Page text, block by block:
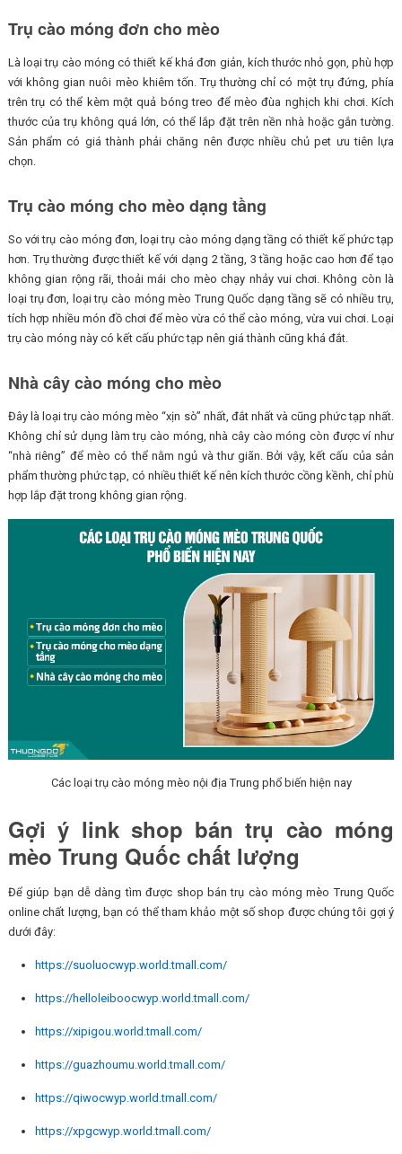
Trụ cào móng đơn cho mèo
Là loại trụ cào móng có thiết kế khá đơn giản, kích thước nhỏ gọn, phù hợp
với không gian nuôi mèo khiêm tốn. Trụ thường chỉ có một trụ đứng, phía
trên trụ có thể kèm một quả bóng treo để mèo đùa nghịch khi chơi. Kích
thước của trụ không quá lớn, có thể lắp đặt trên nền nhà hoặc gắn tường.
Sản phẩm có giá thành phải chăng nên được nhiều chủ pet ưu tiên lựa
chọn.
Trụ cào móng cho mèo dạng tầng
So với trụ cào móng đơn, loại trụ cào móng dạng tầng có thiết kế phức tạp
hơn. Trụ thường được thiết kế với dạng 2 tầng, 3 tầng hoặc cao hơn để tạo
không gian rộng rãi, thoải mái cho mèo chạy nhảy vui chơi. Không còn là
loại trụ đơn, loại trụ cào móng mèo Trung Quốc dạng tầng sẽ có nhiều trụ,
tích hợp nhiều món đồ chơi để mèo vừa có thể cào móng, vừa vui chơi. Loại
trụ cào móng này có kết cấu phức tạp nên giá thành cũng khá đắt.
Nhà cây cào móng cho mèo
Đây là loại trụ cào móng mèo “xịn sò” nhất, đắt nhất và cũng phức tạp nhất.
Không chỉ sử dụng làm trụ cào móng, nhà cây cào móng còn được ví như
“nhà riêng” để mèo có thể nằm ngủ và thư giãn. Bởi vậy, kết cấu của sản
phẩm thường phức tạp, có nhiều thiết kế nên kích thước cồng kềnh, chỉ phù
hợp lắp đặt trong không gian rộng.
Các loại trụ cào móng mèo nội địa Trung phổ biến hiện nay
Gợi ý link shop bán trụ cào móng
mèo Trung Quốc chất lượng
Để giúp bạn dễ dàng tìm được shop bán trụ cào móng mèo Trung Quốc
online chất lượng, bạn có thể tham khảo một số shop được chúng tôi gợi ý
dưới đây:
https://suoluocwyp.world.tmall.com/
https://helloleiboocwyp.world.tmall.com/
https://xipigou.world.tmall.com/
https://guazhoumu.world.tmall.com/
https://qiwocwyp.world.tmall.com/
https://xpgcwyp.world.tmall.com/